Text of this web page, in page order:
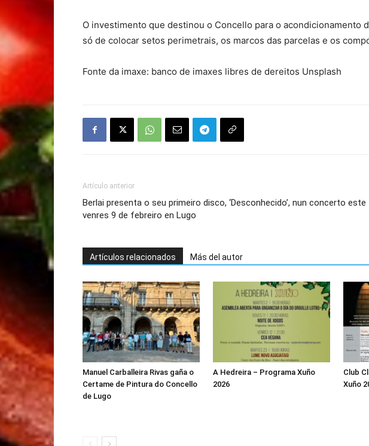
O investimento que destinou o Concello para o acondicionamento
só de colocar setos perimetrais, os marcos das parcelas e os
Fonte da imaxe: banco de imaxes libres de dereitos Unsplash
Artículo anterior
Berlai presenta o seu primeiro disco, ‘Desconhecido’, nun concerto este
venres 9 de febreiro en Lugo
Artículos relacionados Más del autor
Manuel Carballeira Rivas gaña o
Certame de Pintura do Concello
de Lugo
A Hedreira – Programa Xuño
2026
Club
Xuño